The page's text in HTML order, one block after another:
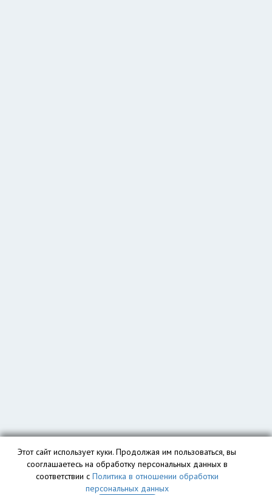
Этот сайт использует куки. Продолжая им пользоваться, вы
сооглашаетесь на обработку персональных данных в
соответствии с Политика в отношении обработки
персональных данных